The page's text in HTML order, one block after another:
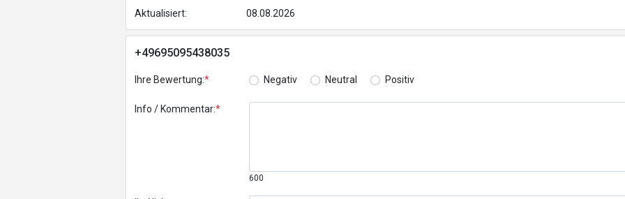
Aktualisiert:
08.08.2026
+49695095438035
Ihre Bewertung:* Negativ Neutral Positiv
Info / Kommentar:*
600